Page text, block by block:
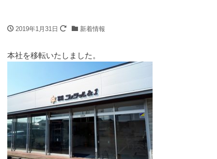
2019年1月31日 新着情報
本社を移転いたしました。